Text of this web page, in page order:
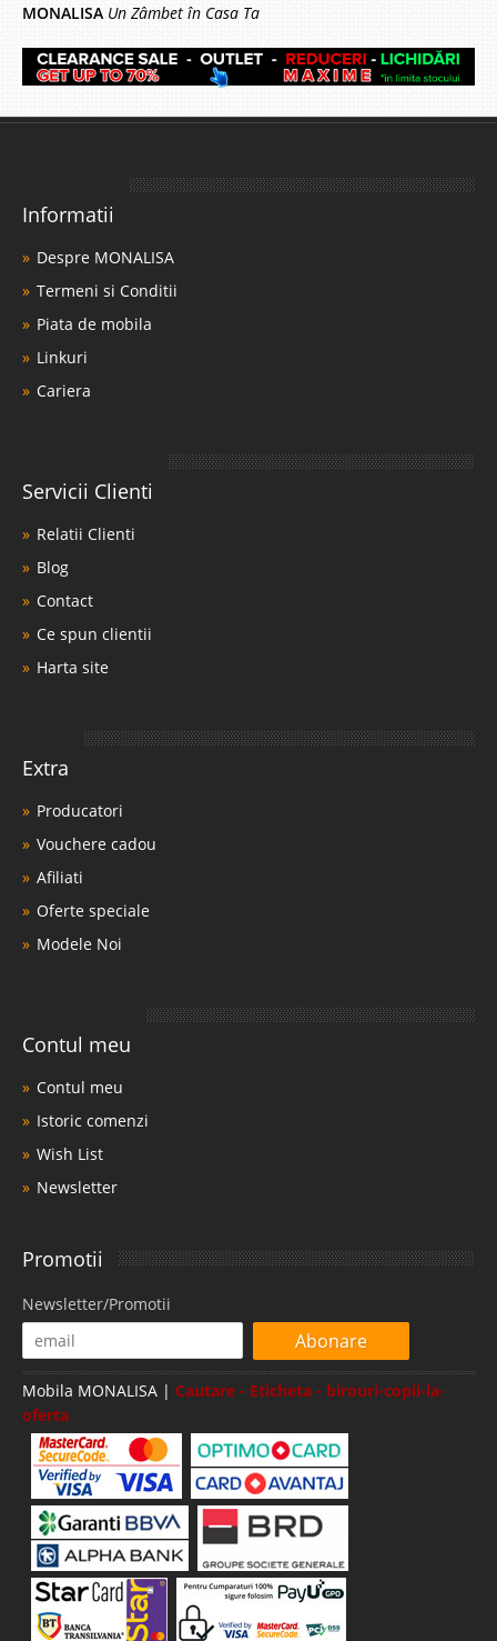
MONALISA Un Zâmbet în Casa Ta
Informatii
Despre MONALISA
Termeni si Conditii
Piata de mobila
Linkuri
Cariera
Servicii Clienti
Relatii Clienti
Blog
Contact
Ce spun clientii
Harta site
Extra
Producatori
Vouchere cadou
Afiliati
Oferte speciale
Modele Noi
Contul meu
Contul meu
Istoric comenzi
Wish List
Newsletter
Promotii
Newsletter/Promotii
Abonare
Mobila MONALISA | Cautare - Eticheta - birouri-copii-la-
oferta